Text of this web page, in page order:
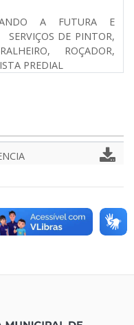
A FUTURA E
DE PINTOR,
ROÇADOR,
PREDIAL